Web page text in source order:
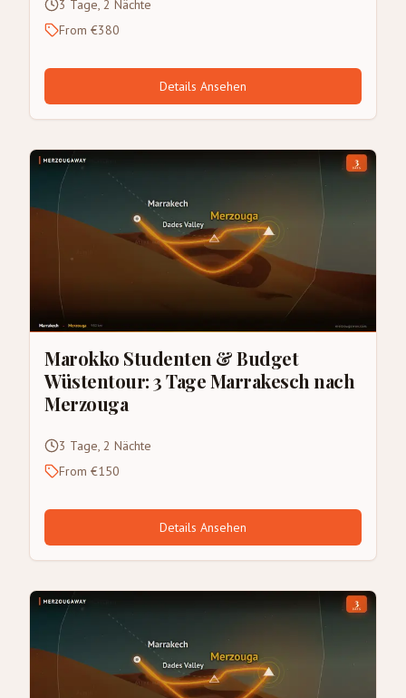
3 Tage, 2 Nächte
From €380
Details Ansehen
Marokko Studenten & Budget
Wüstentour: 3 Tage Marrakesch nach
Merzouga
3 Tage, 2 Nächte
From €150
Details Ansehen